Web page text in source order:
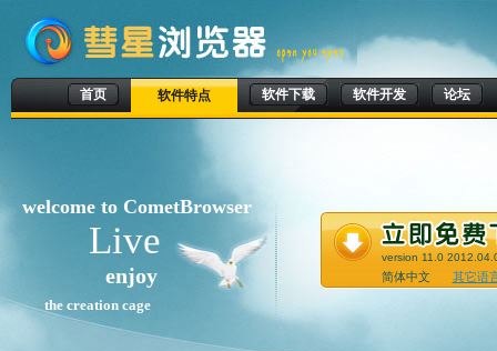
首页 软件特点 软件下载 软件开发 论坛
welcome to CometBrowser
Live
enjoy
the creation cage
version 11.0
简体中文 其它语